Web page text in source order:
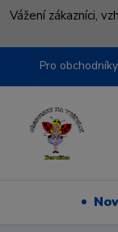
Vážení zákazníci,
Pro obchodníky